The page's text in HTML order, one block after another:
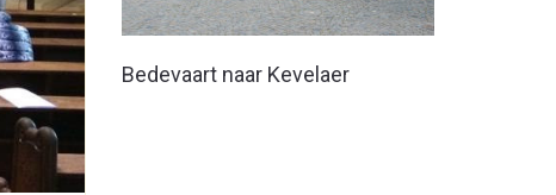
Bedevaart naar Kevelaer